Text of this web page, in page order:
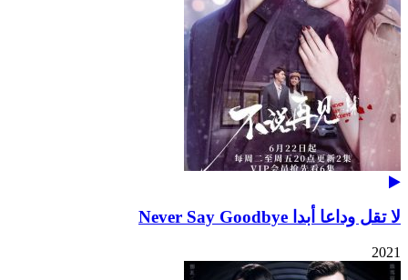
لا تقل وداعا أبدا Never Say Goodbye
2021